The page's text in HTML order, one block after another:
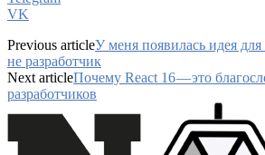
VK
Previous articleУ меня появилась идея
не разработчик
Next articleПочему React 16 — это
разработчиков